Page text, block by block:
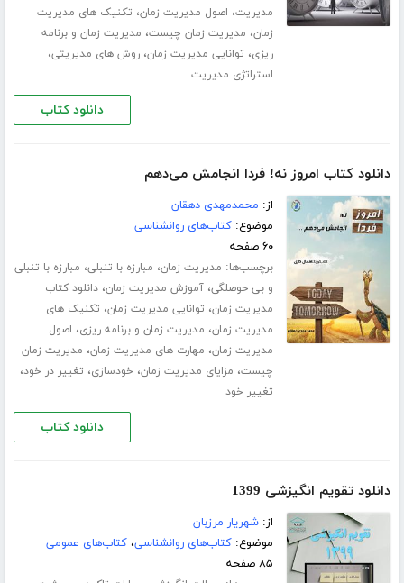
مدیریت، اصول مدیریت زمان، تکنیک های مدیریت
زمان، مدیریت زمان چیست، مدیریت زمان و برنامه
ریزی، توانایی مدیریت زمان،روش های مدیریتی،
استراتژی مدیریت
دانلود کتاب
دانلود کتاب امروز نه! فردا انجامش می‌دهم
از: محمدمهدی دهقان
موضوع:کتاب‌های روانشناسی
۶۰ صفحه
برچسب‌ها: مدیریت زمان، مبارزه با تنبلی، مبارزه با تنبلی
و بی حوصلگی،آموزش مدیریت زمان،دانلود کتاب
مدیریت زمان، توانایی مدیریت زمان، تکنیک های
مدیریت زمان، مدیریت زمان و برنامه ریزی، اصول
مدیریت زمان، مهارت های مدیریت زمان، مدیریت زمان
چیست، مزایای مدیریت زمان، خودسازی، تغییر در خود،
تغییر خود
دانلود کتاب
دانلود تقویم انگیزشی 1399
از:شهریار مرزبان
موضوع:کتاب‌های روانشناسی،کتاب‌های عمومی
۸۵ صفحه